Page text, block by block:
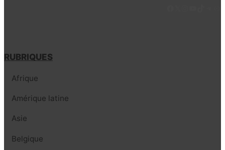
RUBRIQUES
Afrique
Amérique latine
Asie
Belgique